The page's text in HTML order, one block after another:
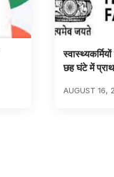
छह घंटे में
AUGUST 16,